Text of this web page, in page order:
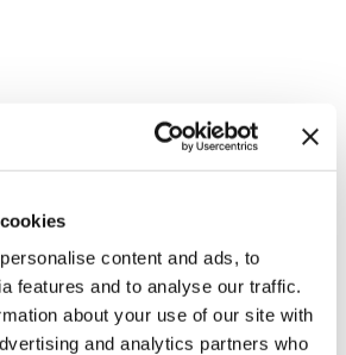
content and ads, to
features and to analyse our traffic.
about your use of our site with
and analytics partners who
Cream